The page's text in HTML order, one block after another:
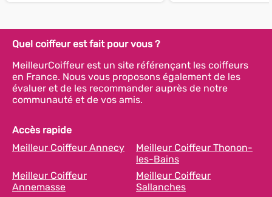
Quel coiffeur est fait pour vous ?
MeilleurCoiffeur est un site référençant les coiffeurs
en France. Nous vous proposons également de les
évaluer et de les recommander auprès de notre
communauté et de vos amis.
Accès rapide
Meilleur Coiffeur Annecy
Meilleur Coiffeur Thonon-
les-Bains
Meilleur Coiffeur
Annemasse
Meilleur Coiffeur
Sallanches